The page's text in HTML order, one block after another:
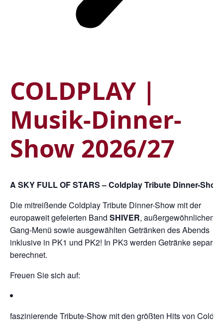
COLDPLAY |
Musik-Dinner-
Show 2026/27
A SKY FULL OF STARS – Coldplay Tribute Dinner-Show
Die mitreißende Coldplay Tribute Dinner-Show mit der
europaweit gefeierten Band SHIVER, außergewöhnlichem
Gang-Menü sowie ausgewählten Getränken des Abends
inklusive in PK1 und PK2! In PK3 werden Getränke separat
berechnet.
Freuen Sie sich auf:
faszinierende Tribute-Show mit den größten Hits von